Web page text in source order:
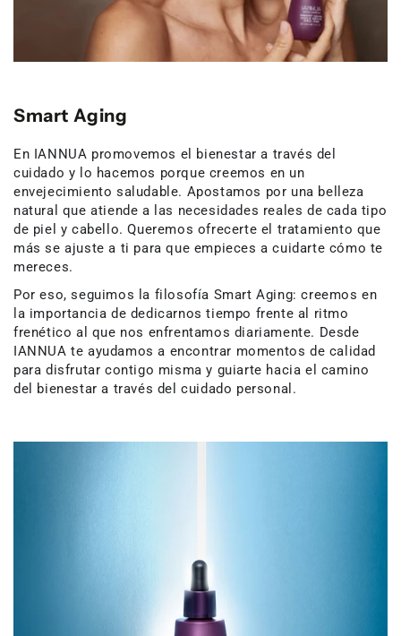
Smart Aging
En IANNUA promovemos el bienestar a través del
cuidado y lo hacemos porque creemos en un
envejecimiento saludable. Apostamos por una belleza
natural que atiende a las necesidades reales de cada tipo
de piel y cabello. Queremos ofrecerte el tratamiento que
más se ajuste a ti para que empieces a cuidarte cómo te
mereces.
Por eso, seguimos la filosofía Smart Aging: creemos en
la importancia de dedicarnos tiempo frente al ritmo
frenético al que nos enfrentamos diariamente. Desde
IANNUA te ayudamos a encontrar momentos de calidad
para disfrutar contigo misma y guiarte hacia el camino
del bienestar a través del cuidado personal.